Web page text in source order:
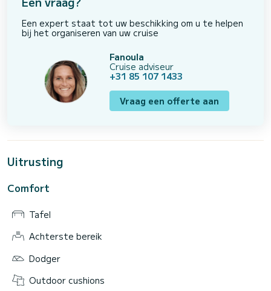
Een expert staat tot uw beschikking om u te helpen
bij het organiseren van uw cruise
Fanoula
Cruise adviseur
+31 85 107 1433
Vraag een offerte aan
Uitrusting
Comfort
Tafel
Achterste bereik
Dodger
Outdoor cushions